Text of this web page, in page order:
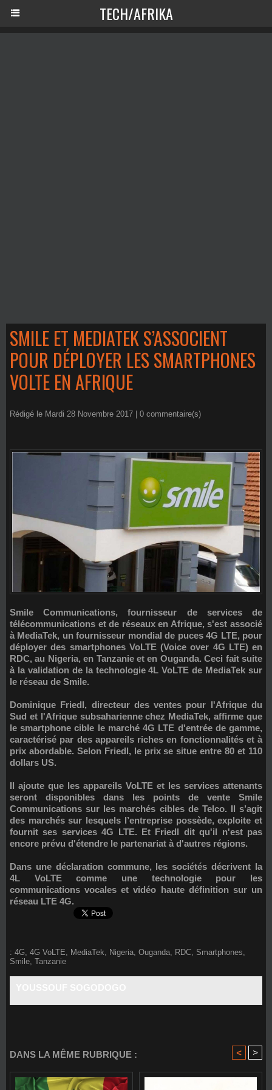
TECH/AFRIKA
SMILE ET MEDIATEK S’ASSOCIENT
POUR DÉPLOYER LES SMARTPHONES
VOLTE EN AFRIQUE
Rédigé le Mardi 28 Novembre 2017 | 0 commentaire(s)
Smile Communications, fournisseur de services de
télécommunications et de réseaux en Afrique, s'est associé
à MediaTek, un fournisseur mondial de puces 4G LTE, pour
déployer des smartphones VoLTE (Voice over 4G LTE)en
RDC, au Nigeria, en Tanzanie et en Ouganda. Ceci fait suite
à la validation de la technologie 4L VoLTE de MediaTek sur
le réseau de Smile.
Dominique Friedl, directeur des ventes pour l'Afrique du
Sud et l'Afrique subsaharienne chez MediaTek, affirme que
le smartphone cible le marché 4G LTE d'entrée de gamme,
caractérisé par des appareils riches en fonctionnalités et à
prix abordable. Selon Friedl, le prix se situeentre 80 et 110
dollars US.
Il ajoute que les appareils VoLTE et les services attenants
seront disponibles dans les points de vente Smile
Communications sur les marchés cibles de Telco. Il s’agit
des marchés sur lesquels l’entreprise possède, exploite et
fournit ses services 4G LTE. Et Friedl dit qu'il n'est pas
encore prévu d'étendre le partenariat à d'autres régions.
Dans une déclaration commune, les sociétés décrivent la
4L VoLTE comme une technologie pour les
communications vocales et vidéo haute définition sur un
réseau LTE 4G.
: 4G 4G VoLTE MediaTek Nigeria Ouganda RDC Smartphones
Smile Tanzanie
DANS LA MÊME RUBRIQUE : < >